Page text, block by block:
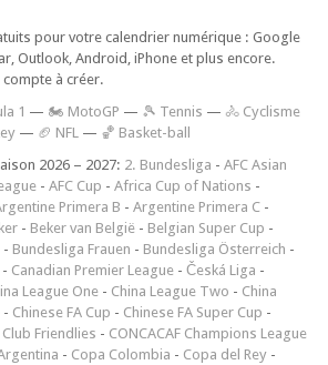
pour votre calendrier numérique : Google
Outlook, Android, iPhone et plus encore.
à créer.
1 — 🏍 MotoGP — 🎾 Tennis — 🚴 Cyclisme
— 🏈 NFL — 🏀 Basket-ball
2026 – 2027: 2. Bundesliga - AFC Asian
- AFC Cup - Africa Cup of Nations -
Primera B - Argentine Primera C -
- Beker van België - Belgian Super Cup -
- Bundesliga Frauen - Bundesliga Österreich -
- Canadian Premier League - Česká Liga -
League One - China League Two - China
- Chinese FA Cup - Chinese FA Super Cup -
Club Friendlies - CONCACAF Champions League
- Copa Colombia - Copa del Rey -